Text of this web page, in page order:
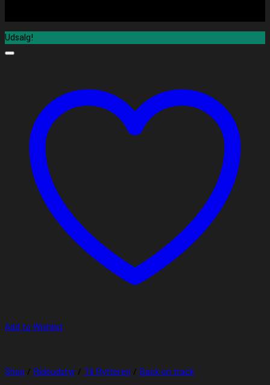
Udsalg!
Add to Wishlist
Shop / Rideudstyr / Til Rytteren / Back on track